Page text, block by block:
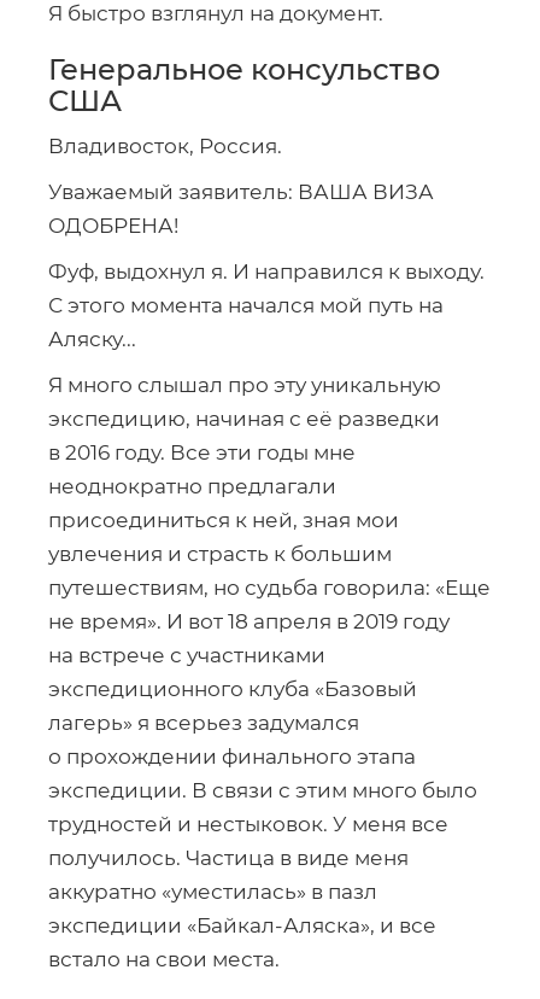
Я быстро взглянул на документ.
Генеральное консульство
США
Владивосток, Россия.
Уважаемый заявитель: ВАША ВИЗА
ОДОБРЕНА!
Фуф, выдохнул я. И направился к выходу.
С этого момента начался мой путь на
Аляску...
Я много слышал про эту уникальную
экспедицию, начиная с её разведки
в 2016 году. Все эти годы мне
неоднократно предлагали
присоединиться к ней, зная мои
увлечения и страсть к большим
путешествиям, но судьба говорила: «Еще
не время». И вот 18 апреля в 2019 году
на встрече с участниками
экспедиционного клуба «Базовый
лагерь» я всерьез задумался
о прохождении финального этапа
экспедиции. В связи с этим много было
трудностей и нестыковок. У меня все
получилось. Частица в виде меня
аккуратно «уместилась» в пазл
экспедиции «Байкал-Аляска», и все
встало на свои места.